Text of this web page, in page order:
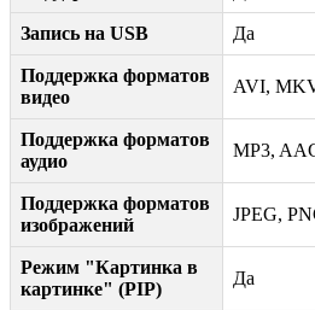
Запись на USB Да
Поддержка форматов
видео
AVI,
Поддержка форматов
аудио
MP3,
Поддержка форматов
изображений
JPEG,
Режим "Картинка в
картинке" (PIP)
Да